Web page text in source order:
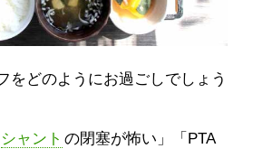
をどのようにお過ごしでしょう
シャント の閉塞が怖い」「PTA